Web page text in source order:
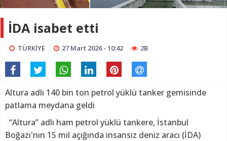
İDA isabet etti
TÜRKİYE 27 Mart 2026 - 10:42 2B
Altura adlı 140 bin ton petrol yüklü tanker gemisinde
patlama meydana geldi
“Altura” adlı ham petrol yüklü tankere, İstanbul
Boğazı'nın 15 mil açığında insansız deniz aracı (İDA)